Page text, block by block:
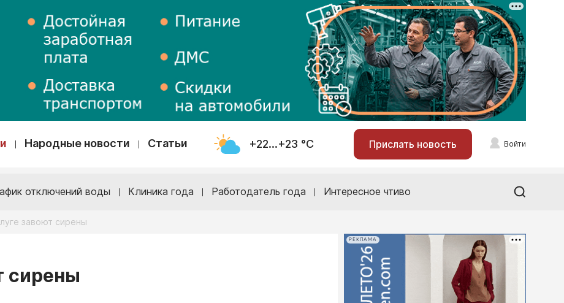
Народные новости Статьи +22...+23 °С Прислать новость Войти
отключений воды Клиника года Работодатель года Интересное чтиво
завоют сирены
сирены
РЕКЛАМА